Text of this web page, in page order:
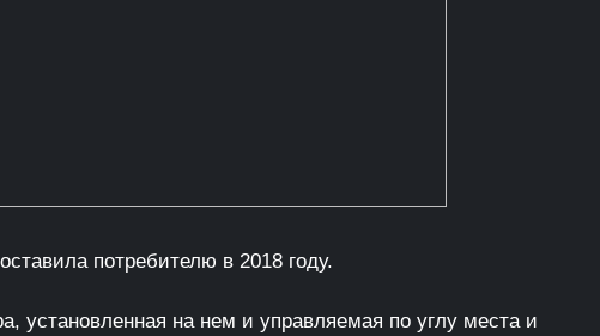
потребителю в 2018 году.
установленная на нем и управляемая по углу места и